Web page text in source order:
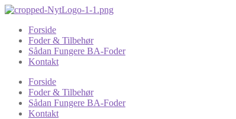
Forside
Foder & Tilbehør
Sådan Fungere BA-Foder
Kontakt
Forside
Foder & Tilbehør
Sådan Fungere BA-Foder
Kontakt